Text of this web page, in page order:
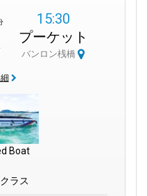
15:30
プーケット
バンロン桟橋
Boat
ラス